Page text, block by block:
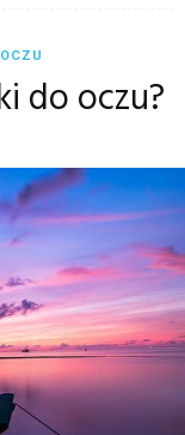
do oczu?